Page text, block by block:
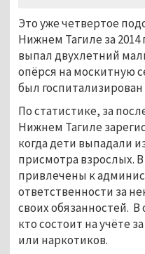
Это уже четвертое
Нижнем Тагиле за 2014
выпал двухлетний
опёрся на москитную
был
По статистике, за
Нижнем Тагиле
когда дети выпадали
присмотра взрослых.
привлечены к
ответственности за
своих обязанностей.
кто состоит на учёте
или наркотиков.